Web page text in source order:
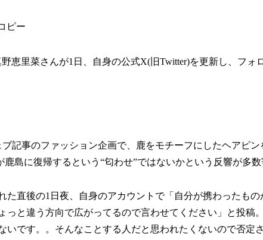
ピー
恵里菜さんが1日、自身の公式X(旧Twitter)を更新し、フォ
記事のファッション企画で、鹿をモチーフにしたヘアピ
島に復帰するという“匂わせ”ではないかという反響が多数
た直後の1日夜、自身のアカウントで「自分が携わったもの
っと違う方向で広がってるので言わせてください」と投稿
いです。。そんなことする人だと思われたくないので否定